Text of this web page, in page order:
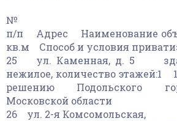
№
п/п Адрес Наименование
кв.м Способ и условия
25 ул. Каменная, д. 5
нежилое, количество этажей:1
решению Подольского
Московской области
26 ул. 2-я Комсомольская,